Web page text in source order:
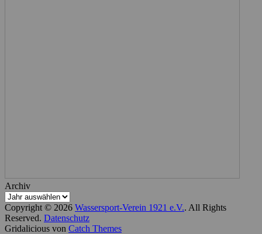
Archiv
Copyright © 2026 Wassersport-Verein 1921 e.V.. All Rights
Reserved. Datenschutz
Gridalicious von Catch Themes